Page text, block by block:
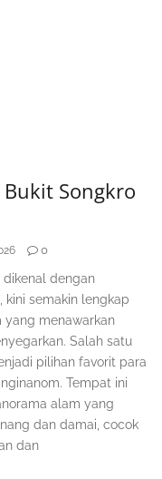
Songkro
0
dikenal dengan
kini semakin lengkap
yang menawarkan
Salah satu
pilihan favorit para
Tempat ini
alam yang
dan damai, cocok
dan